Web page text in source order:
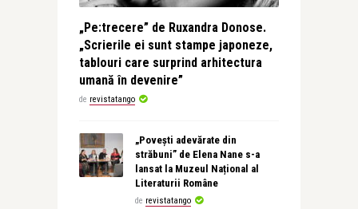
„Pe:trecere” de Ruxandra Donose.
„Scrierile ei sunt stampe japoneze,
tablouri care surprind arhitectura
umană în devenire”
de revistatango
„Povești adevărate din
străbuni” de Elena Nane s-a
lansat la Muzeul Național al
Literaturii Române
de revistatango